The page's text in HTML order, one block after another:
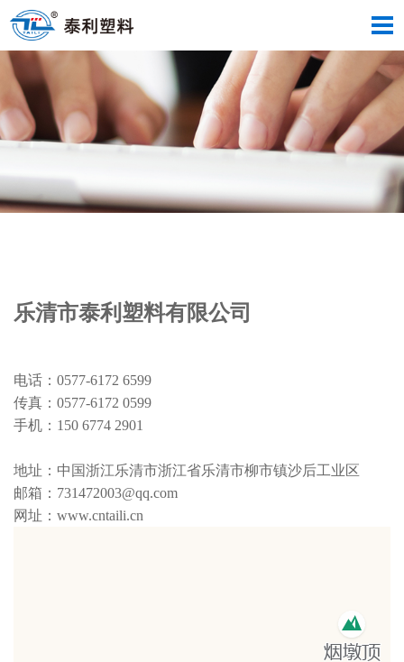
乐清市泰利塑料有限公司
电话：0577-6172 6599
传真：0577-6172 0599
手机：150 6774 2901
地址：中国浙江乐清市浙江省乐清市柳市镇沙后工业区
邮箱：731472003@qq.com
网址：www.cntaili.cn